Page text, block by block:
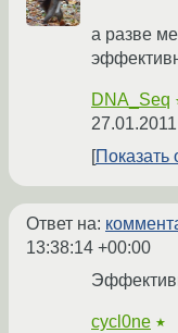
а разве
DNA_Seq
Показать
Ответ на:
13:38:14 +00:00
cycl0ne ★